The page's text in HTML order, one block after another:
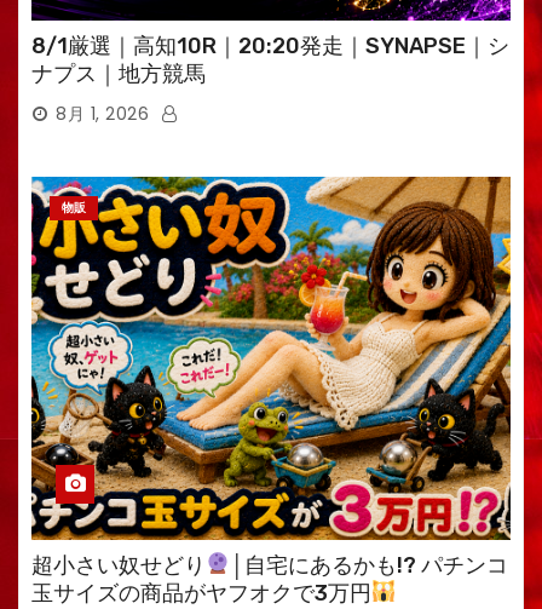
8/1厳選｜高知10R｜20:20発走｜SYNAPSE｜シ
ナプス｜地方競馬
8月 1, 2026
物販
超小さい奴せどり
│自宅にあるかも!? パチンコ
玉サイズの商品がヤフオクで3万円